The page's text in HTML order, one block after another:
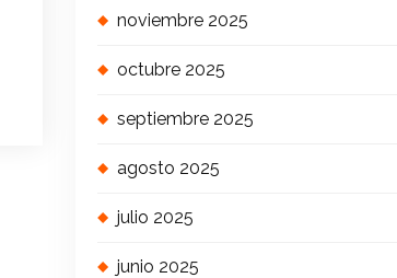
noviembre 2025
octubre 2025
septiembre 2025
agosto 2025
julio 2025
junio 2025